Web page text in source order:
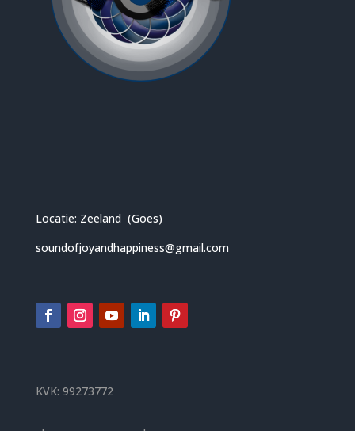
Locatie: Zeeland (Goes)
soundofjoyandhappiness@gmail.com
KVK: 99273772